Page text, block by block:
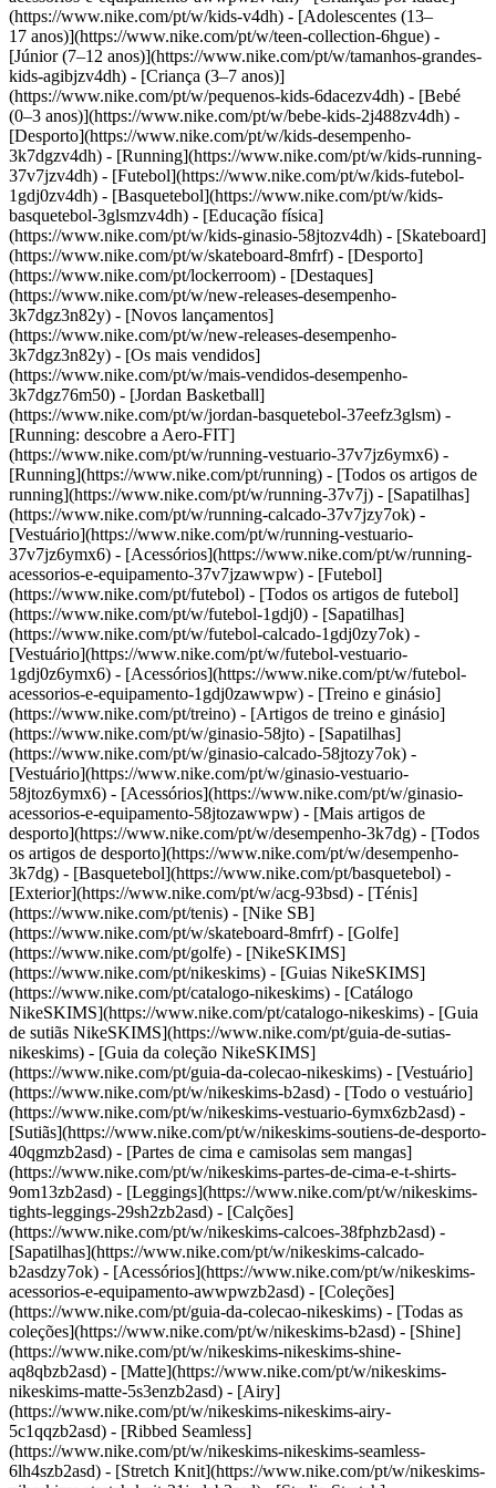
(https://www.nike.com/pt/w/kids-v4dh) - [Adolescentes (13–
17 anos)](https://www.nike.com/pt/w/teen-collection-6hgue) -
[Júnior (7–12 anos)](https://www.nike.com/pt/w/tamanhos-grandes-
kids-agibjzv4dh) - [Criança (3–7 anos)]
(https://www.nike.com/pt/w/pequenos-kids-6dacezv4dh) - [Bebé
(0–3 anos)](https://www.nike.com/pt/w/bebe-kids-2j488zv4dh) -
[Desporto](https://www.nike.com/pt/w/kids-desempenho-
3k7dgzv4dh) - [Running](https://www.nike.com/pt/w/kids-running-
37v7jzv4dh) - [Futebol](https://www.nike.com/pt/w/kids-futebol-
1gdj0zv4dh) - [Basquetebol](https://www.nike.com/pt/w/kids-
basquetebol-3glsmzv4dh) - [Educação física]
(https://www.nike.com/pt/w/kids-ginasio-58jtozv4dh) - [Skateboard]
(https://www.nike.com/pt/w/skateboard-8mfrf) - [Desporto]
(https://www.nike.com/pt/lockerroom) - [Destaques]
(https://www.nike.com/pt/w/new-releases-desempenho-
3k7dgz3n82y) - [Novos lançamentos]
(https://www.nike.com/pt/w/new-releases-desempenho-
3k7dgz3n82y) - [Os mais vendidos]
(https://www.nike.com/pt/w/mais-vendidos-desempenho-
3k7dgz76m50) - [Jordan Basketball]
(https://www.nike.com/pt/w/jordan-basquetebol-37eefz3glsm) -
[Running: descobre a Aero-FIT]
(https://www.nike.com/pt/w/running-vestuario-37v7jz6ymx6) -
[Running](https://www.nike.com/pt/running) - [Todos os artigos de
running](https://www.nike.com/pt/w/running-37v7j) - [Sapatilhas]
(https://www.nike.com/pt/w/running-calcado-37v7jzy7ok) -
[Vestuário](https://www.nike.com/pt/w/running-vestuario-
37v7jz6ymx6) - [Acessórios](https://www.nike.com/pt/w/running-
acessorios-e-equipamento-37v7jzawwpw) - [Futebol]
(https://www.nike.com/pt/futebol) - [Todos os artigos de futebol]
(https://www.nike.com/pt/w/futebol-1gdj0) - [Sapatilhas]
(https://www.nike.com/pt/w/futebol-calcado-1gdj0zy7ok) -
[Vestuário](https://www.nike.com/pt/w/futebol-vestuario-
1gdj0z6ymx6) - [Acessórios](https://www.nike.com/pt/w/futebol-
acessorios-e-equipamento-1gdj0zawwpw) - [Treino e ginásio]
(https://www.nike.com/pt/treino) - [Artigos de treino e ginásio]
(https://www.nike.com/pt/w/ginasio-58jto) - [Sapatilhas]
(https://www.nike.com/pt/w/ginasio-calcado-58jtozy7ok) -
[Vestuário](https://www.nike.com/pt/w/ginasio-vestuario-
58jtoz6ymx6) - [Acessórios](https://www.nike.com/pt/w/ginasio-
acessorios-e-equipamento-58jtozawwpw) - [Mais artigos de
desporto](https://www.nike.com/pt/w/desempenho-3k7dg) - [Todos
os artigos de desporto](https://www.nike.com/pt/w/desempenho-
3k7dg) - [Basquetebol](https://www.nike.com/pt/basquetebol) -
[Exterior](https://www.nike.com/pt/w/acg-93bsd) - [Ténis]
(https://www.nike.com/pt/tenis) - [Nike SB]
(https://www.nike.com/pt/w/skateboard-8mfrf) - [Golfe]
(https://www.nike.com/pt/golfe) - [NikeSKIMS]
(https://www.nike.com/pt/nikeskims) - [Guias NikeSKIMS]
(https://www.nike.com/pt/catalogo-nikeskims) - [Catálogo
NikeSKIMS](https://www.nike.com/pt/catalogo-nikeskims) - [Guia
de sutiãs NikeSKIMS](https://www.nike.com/pt/guia-de-sutias-
nikeskims) - [Guia da coleção NikeSKIMS]
(https://www.nike.com/pt/guia-da-colecao-nikeskims) - [Vestuário]
(https://www.nike.com/pt/w/nikeskims-b2asd) - [Todo o vestuário]
(https://www.nike.com/pt/w/nikeskims-vestuario-6ymx6zb2asd) -
[Sutiãs](https://www.nike.com/pt/w/nikeskims-soutiens-de-desporto-
40qgmzb2asd) - [Partes de cima e camisolas sem mangas]
(https://www.nike.com/pt/w/nikeskims-partes-de-cima-e-t-shirts-
9om13zb2asd) - [Leggings](https://www.nike.com/pt/w/nikeskims-
tights-leggings-29sh2zb2asd) - [Calções]
(https://www.nike.com/pt/w/nikeskims-calcoes-38fphzb2asd) -
[Sapatilhas](https://www.nike.com/pt/w/nikeskims-calcado-
b2asdzy7ok) - [Acessórios](https://www.nike.com/pt/w/nikeskims-
acessorios-e-equipamento-awwpwzb2asd) - [Coleções]
(https://www.nike.com/pt/guia-da-colecao-nikeskims) - [Todas as
coleções](https://www.nike.com/pt/w/nikeskims-b2asd) - [Shine]
(https://www.nike.com/pt/w/nikeskims-nikeskims-shine-
aq8qbzb2asd) - [Matte](https://www.nike.com/pt/w/nikeskims-
nikeskims-matte-5s3enzb2asd) - [Airy]
(https://www.nike.com/pt/w/nikeskims-nikeskims-airy-
5c1qqzb2asd) - [Ribbed Seamless]
(https://www.nike.com/pt/w/nikeskims-nikeskims-seamless-
6lh4szb2asd) - [Stretch Knit](https://www.nike.com/pt/w/nikeskims-